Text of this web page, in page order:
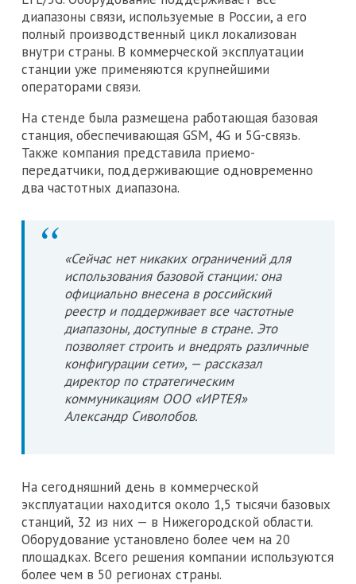
диапазоны связи, используемые в России, а его
полный производственный цикл локализован
внутри страны. В коммерческой эксплуатации
станции уже применяются крупнейшими
операторами связи.
На стенде была размещена работающая базовая
станция, обеспечивающая GSM, 4G и 5G-связь.
Также компания представила приемо-
передатчики, поддерживающие одновременно
два частотных диапазона.
«Сейчас нет никаких ограничений для
использования базовой станции: она
официально внесена в российский
реестр и поддерживает все частотные
диапазоны, доступные в стране. Это
позволяет строить и внедрять различные
конфигурации сети», — рассказал
директор по стратегическим
коммуникациям ООО «ИРТЕЯ»
Александр Сиволобов.
На сегодняшний день в коммерческой
эксплуатации находится около 1,5 тысячи базовых
станций, 32 из них — в Нижегородской области.
Оборудование установлено более чем на 20
площадках. Всего решения компании используются
более чем в 50 регионах страны.